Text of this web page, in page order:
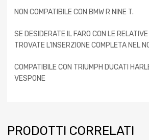
NON COMPATIBILE CON BMW R NINE T.
SE DESIDERATE IL FARO CON LE
TROVATE L’INSERZIONE COMPLETA NEL
COMPATIBILE CON TRIUMPH DUCATI
VESPONE
PRODOTTI CORRELATI